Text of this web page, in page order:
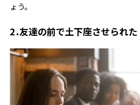
ょう。
2．友達の前で土下座させられた